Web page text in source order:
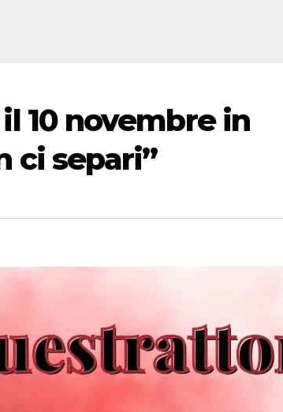
10 novembre in
ci separi”